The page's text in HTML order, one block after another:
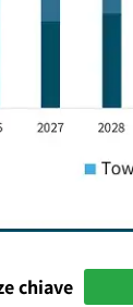
chiave